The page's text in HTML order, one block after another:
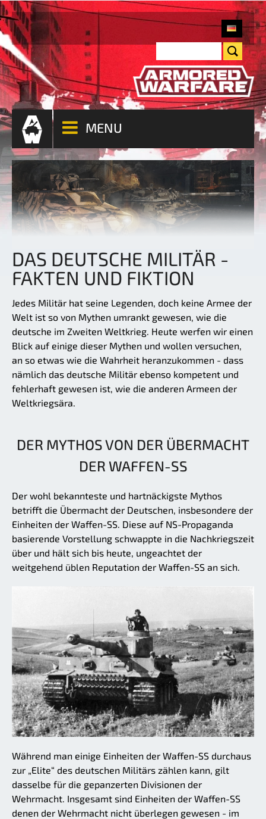
MENU
DAS DEUTSCHE MILITÄR -
FAKTEN UND FIKTION
Jedes Militär hat seine Legenden, doch keine Armee der
Welt ist so von Mythen umrankt gewesen, wie die
deutsche im Zweiten Weltkrieg. Heute werfen wir einen
Blick auf einige dieser Mythen und wollen versuchen,
an so etwas wie die Wahrheit heranzukommen - dass
nämlich das deutsche Militär ebenso kompetent und
fehlerhaft gewesen ist, wie die anderen Armeen der
Weltkriegsära.
DER MYTHOS VON DER ÜBERMACHT
DER WAFFEN-SS
Der wohl bekannteste und hartnäckigste Mythos
betrifft die Übermacht der Deutschen, insbesondere der
Einheiten der Waffen-SS. Diese auf NS-Propaganda
basierende Vorstellung schwappte in die Nachkriegszeit
über und hält sich bis heute, ungeachtet der
weitgehend üblen Reputation der Waffen-SS an sich.
Während man einige Einheiten der Waffen-SS durchaus
zur „Elite“ des deutschen Militärs zählen kann, gilt
dasselbe für die gepanzerten Divisionen der
Wehrmacht. Insgesamt sind Einheiten der Waffen-SS
denen der Wehrmacht nicht überlegen gewesen - im